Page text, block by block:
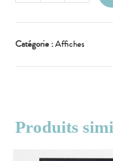
Catégorie :Affiches
Produits